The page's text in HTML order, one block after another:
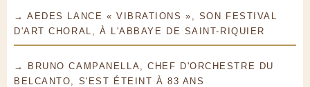
→ AEDES LANCE « VIBRATIONS », SON FESTIVAL
D'ART CHORAL, À L'ABBAYE DE SAINT-RIQUIER
→ BRUNO CAMPANELLA, CHEF D'ORCHESTRE DU
BELCANTO, S'EST ÉTEINT À 83 ANS